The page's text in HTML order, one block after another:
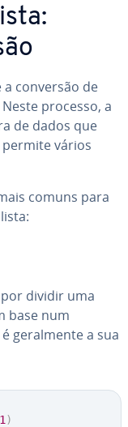
conversão de
processo, a
de dados que
permite vários
comuns para
dividir uma
base num
ge­ral­mente a sua
1 )